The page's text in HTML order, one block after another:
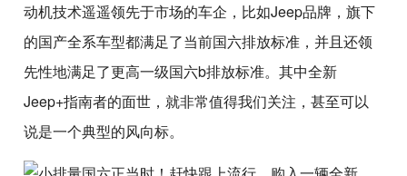
动机技术遥遥领先于市场的车企，比如Jeep品牌，旗下
的国产全系车型都满足了当前国六排放标准，并且还领
先性地满足了更高一级国六b排放标准。其中全新
Jeep+指南者的面世，就非常值得我们关注，甚至可以
说是一个典型的风向标。